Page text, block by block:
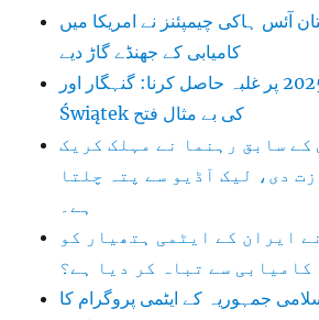
آئس ہاکی چیمپئنز نے امریکا میں
کامیابی کے جھنڈے گاڑ دیے
ومبلڈن 2025 پر غلبہ حاصل کرنا: گنہگار اور
Świątek کی بے مثال فتح
کے سابق رہنما نے مہلک کریک
دی، لیک آڈیو سے پتہ چلتا
ہے۔
ایران کے ایٹمی ہتھیار کو
کامیابی سے تباہ کر دیا ہے؟
جمہوریہ کے ایٹمی پروگرام کا